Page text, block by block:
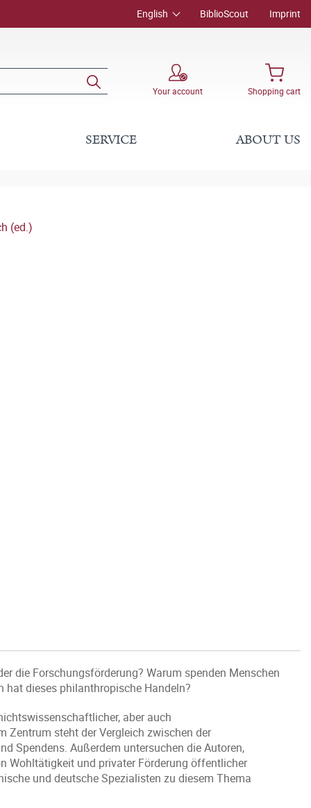
English BiblioScout Imprint
Your account Shopping cart
SERVICE ABOUT US
(ed.)
die Forschungsförderung? Warum spenden Menschen
dieses philanthropische Handeln?
aber auch
Zentrum steht der Vergleich zwischen der
Spendens. Außerdem untersuchen die Autoren,
Wohltätigkeit und privater Förderung öffentlicher
und deutsche Spezialisten zu diesem Thema